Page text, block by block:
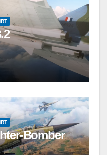
Bomber